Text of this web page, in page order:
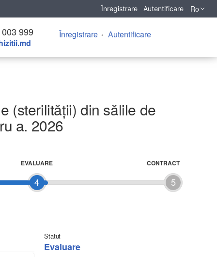
Înregistrare Autentificare Ro
999 Înregistrare Autentificare
(sterilității) din sălile de
a. 2026
4
EVALUARE
5
CONTRACT
Statut
Evaluare